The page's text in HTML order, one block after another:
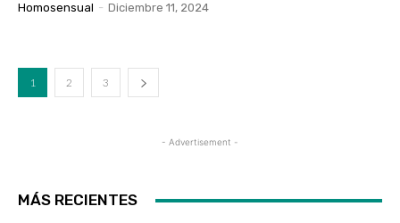
Homosensual - Diciembre 11, 2024
1 2 3
- Advertisement -
MÁS RECIENTES